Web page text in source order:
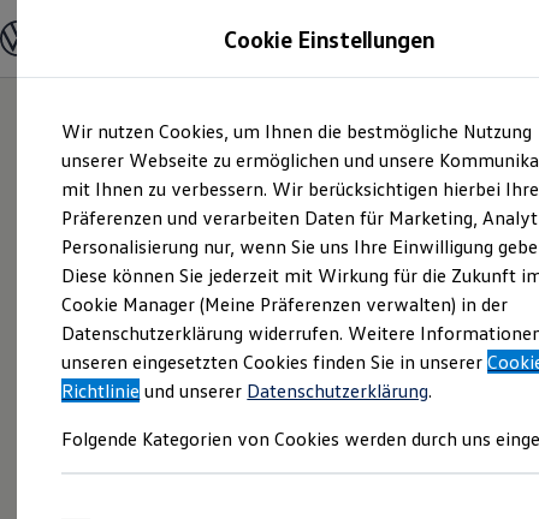
Hauptinhalt
springen
Footer
springen
Modelle und Konfigurator
Modelle vergleichen
Elektroautos
ENERGY Sondermodelle
Nutzfahrzeuge
SUV und CUV
Familienautos
Kombis
Kompaktwagen
Sportwagen
Schnell verfügbare Fahrzeuge
Angebote und Produkte
Aktuelle Angebote
E-Auto-Förderung
Volkswagen Marktplatz
Junge Gebrauchtwagen und Gebrauchtwagen
Cookie Einstellungen
Wir nutzen Cookies, um Ihnen die bestmögliche Nutzung
unserer Webseite zu ermöglichen und unsere
mit Ihnen zu verbessern. Wir berücksichtigen hierbei Ihre
Präferenzen und verarbeiten Daten für Marketing,
Personalisierung nur, wenn Sie uns Ihre Einwilligung
Diese können Sie jederzeit mit Wirkung für die Zukunft
Cookie Manager (Meine Präferenzen verwalten) in der
Datenschutzerklärung widerrufen. Weitere
unseren eingesetzten Cookies finden Sie in unserer
Richtlinie und unserer Datenschutzerklärung.
Folgende Kategorien von Cookies werden durch uns